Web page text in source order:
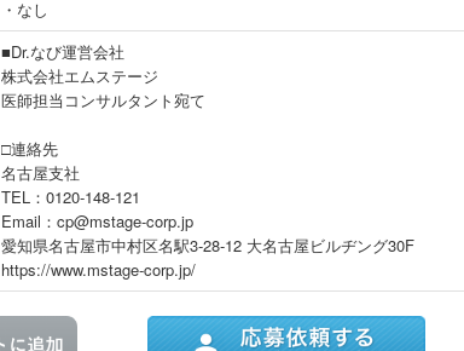
・なし
■Dr.なび運営会社
株式会社エムステージ
医師担当コンサルタント宛て
□連絡先
名古屋支社
TEL：0120-148-121
Email：cp@mstage-corp.jp
愛知県名古屋市中村区名駅3-28-12 大名古屋ビルヂング30F
https://www.mstage-corp.jp/
検討中リストに追加